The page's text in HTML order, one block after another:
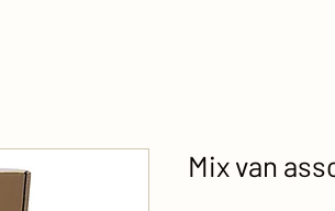
Mix van